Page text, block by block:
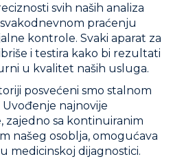
svih naših analiza
praćenju
kontrole. Svaki aparat za
i testira kako bi rezultati
u kvalitet naših usluga.
posvećeni smo stalnom
najnovije
zajedno sa kontinuiranim
našeg osoblja, omogućava
medicinskoj dijagnostici.